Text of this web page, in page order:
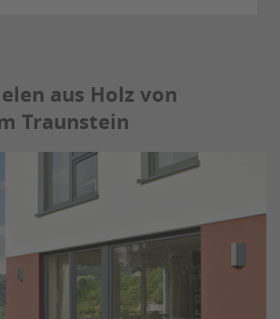
aus Holz von
Traunstein